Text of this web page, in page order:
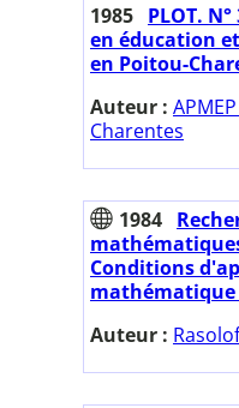
1985 PLOT.
en éducation
en Poitou-
Auteur :
Charentes
1984
Conditions
Auteur :